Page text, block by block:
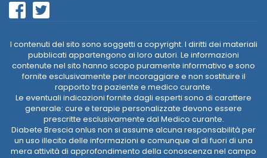
I contenuti del sito sono soggetti a copyright. I diritti dei materiali
pubblicati appartengono ai loro autori. Le informazioni
contenute nel sito hanno scopo puramente informativo e sono
fornite esclusivamente per incoraggiare e non sostituire il
rapporto tra paziente e medico curante.
Le eventuali indicazioni fornite dagli esperti sono di carattere
generale: cure e terapie personalizzate devono essere
prescritte esclusivamente dal Medico curante.
Diabete Brescia onlus non si assume alcuna responsabilità per
un uso illecito delle informazioni e comunque al di fuori di una
mera attività di approfondimento della conoscenza nel campo